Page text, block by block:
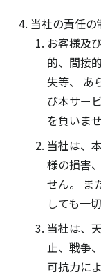
当社の責任の
お客様及
的、間接
失等、 あ
び本サー
を負いませ
当社は、
様の損害
せん。 ま
しても一
当社は、
止、戦争
可抗力に